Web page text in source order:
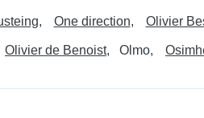
One direction Olivier
Olivier de Benoist Olmo